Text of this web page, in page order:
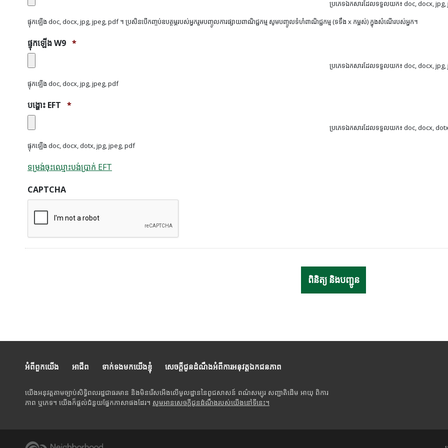
ប្រភេទឯកសារដែលទទួលយក៖ doc, docx, jpg,
ផ្ទុកឡើង doc, docx, jpg, jpeg, pdf ។ ប្រសិនបើកញ្ចប់ឧបត្ថម្ភរបស់អ្នករួមបញ្ចូលការផ្សាយពាណិជ្ជកម្ម សូមបញ្ចូលទំហំពាណិជ្ជកម្ម (ទទឹង x កម្ពស់) ក្នុងសំណើរបស់អ្នក។
ផ្ទុកឡើង W9 *
ប្រភេទឯកសារដែលទទួលយក៖ doc, docx, jpg,
ផ្ទុកឡើង doc, docx, jpg, jpeg, pdf
បង្ហោះ EFT *
ប្រភេទឯកសារដែលទទួលយក៖ doc, docx,
ផ្ទុកឡើង doc, docx, dotx, jpg, jpeg, pdf
ទម្រង់ចុះឈ្មោះបង់ប្រាក់ EFT
CAPTCHA
អំពីពួកយើង អាជីព ទាក់ទងមកយើងខ្ញុំ សេចក្តីជូនដំណឹងអំពីការអនុវត្តឯកជនភាព
យើងអនុវត្តតាមច្បាប់សិទ្ធិពលរដ្ឋជាធរមាន និងមិនរើសអើងលើមូលដ្ឋាននៃពូជសាសន៍ ពណ៌សម្បុរ សញ្ជាតិដើម អាយុ ពិការ
ភាព ឬភេទ។ យើងក៏ផ្តល់ជំនួយផ្នែកភាសាផងដែរ។ សូមអានសេចក្តីជូនដំណឹងរបស់យើងនៅទីនេះ។